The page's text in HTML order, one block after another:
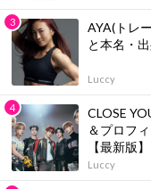
AYA(トレ
と本名・
Luccy
CLOSE
＆プロフ
【最新版】
Luccy